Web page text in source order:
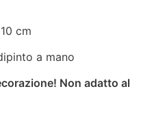
cm
a mano
Non adatto al